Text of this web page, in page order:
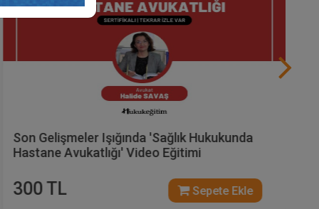
Son Gelişmeler Işığında 'Sağlık Hukukunda
Hekim Avukatlığı' Video Eğitimi
300 TL Sepete Ekle